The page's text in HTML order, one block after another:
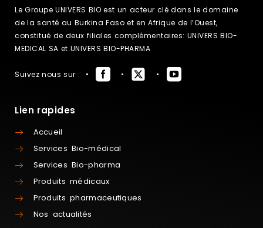
Le Groupe UNIVERS BIO est un acteur clé dans le domaine
de la santé au Burkina Faso et en Afrique de l’Ouest,
constitué de deux filiales complémentaires: UNIVERS BIO-
MEDICAL SA et UNIVERS BIO-PHARMA
Suivez nous sur :
Lien rapides
Accueil
Services Bio-médical
Services Bio-pharma
Produits médicaux
Produits pharmaceutiques
Nos actualités